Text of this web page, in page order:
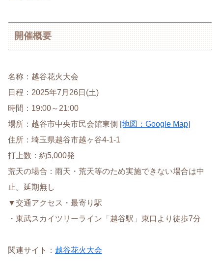
開催概要
名称：越谷花火大会
日程：2025年7月26日(土)
時間：19:00～21:00
場所：越谷市中央市民会館東側 [地図：Google Map]
住所：埼玉県越谷市越ヶ谷4-1-1
打上数：約5,000発
荒天の場合：雨天・荒天等のため実施できない場合は中
止。延期無し
▼交通アクセス・最寄り駅
・東武スカイツリーライン「越谷駅」東口より徒歩7分
関連サイト： 越谷花火大会